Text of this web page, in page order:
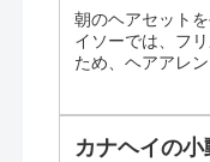
朝のヘアセット
イソーでは、フ
ため、ヘアアレ
カナヘイの小